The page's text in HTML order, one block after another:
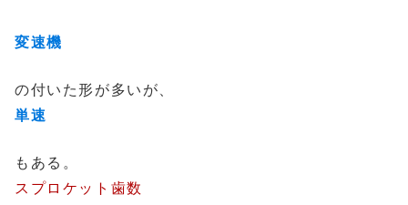
変速機
の付いた形が多いが、
単速
もある。
スプロケット歯数